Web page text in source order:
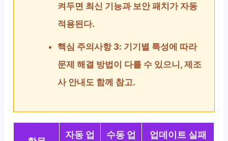
켜두면 최신 기능과 보안 패치가 자동
적용된다.
핵심 주의사항 3: 기기별 특성에 따라
문제 해결 방법이 다를 수 있으니, 제조
사 안내도 함께 참고.
자동 업 수동 업 업데이트 실패